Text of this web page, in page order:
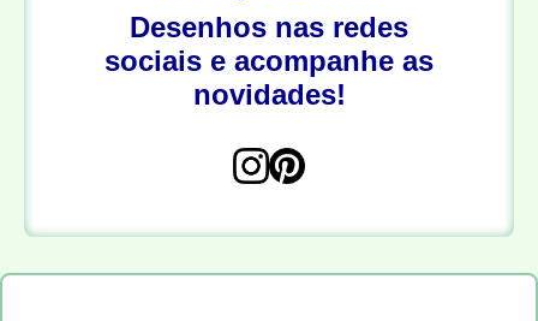
Desenhos nas redes
sociais e acompanhe as
novidades!